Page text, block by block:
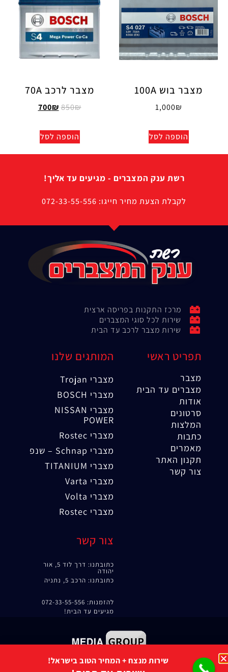
מצבר בוש 100A
1,000₪
הוספה לסל
מצבר לרכב 70A
850₪
700₪
הוספה לסל
רשת ענק המצברים - מגיעים עד אליך!
לקבלת הצעת מחיר חייגו: 072-33-55-556
מרכז התקנות בפריסה ארצית
שירות לכל סוגי המצברים
שירות מצבר לרכב עד הבית
תפריט ראשי
מצבר
מצברים עד הבית
אודות
סרטונים
המלצות
כתבות
מאמרים
תקנון האתר
צור קשר
המותגים שלנו
מצברי Trojan
מצברי BOSCH
מצברי NISSAN
POWER
מצברי Rostec
מצברי Schnap – שנפ
מצברי TITANIUM
מצברי Varta
מצברי Volta
מצברי Rostec
צור קשר
כתובתנו: דרך לוד 5, אור
יהודה
כתובתנו: הרכב 5, נתניה
להזמנות: 072-33-55-556
מגיעים עד הבית!
קידום אורגני|קידום אתרים
שירות מנצח + המחיר הטוב בישראל!